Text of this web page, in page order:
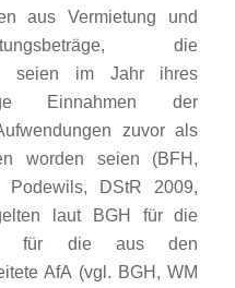
aus Vermietung und
die
seien im Jahr ihres
Einnahmen der
zuvor als
worden seien (BFH,
Podewils, DStR 2009,
laut BGH für die
für die aus den
AfA (vgl. BGH, WM